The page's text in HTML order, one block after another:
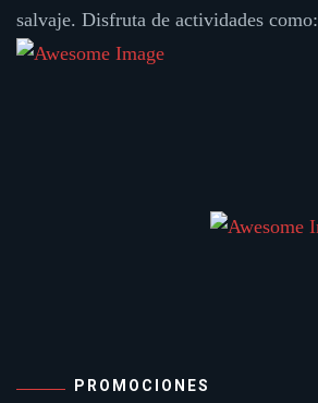
salvaje. Disfruta de actividades como:
PROMOCIONES